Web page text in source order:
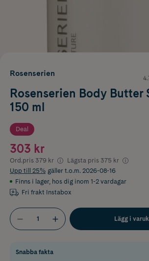
Rosenserien
Rosenserien Body Butter
150 ml
Deal
303 kr
Ord.pris 379 kr Lägsta pris 375 kr
Upp till 25% gäller t.o.m. 2026-08-16
Finns i lager, hos dig inom 1-2 vardagar
Fri frakt Instabox
Lägg i
Snabba fakta